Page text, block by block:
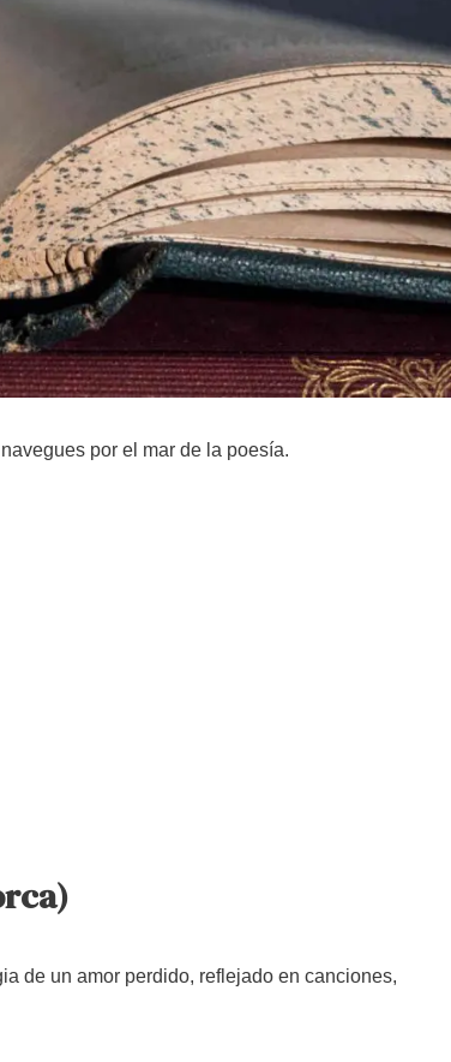
por el mar de la poesía.
de un amor perdido, reflejado en canciones,